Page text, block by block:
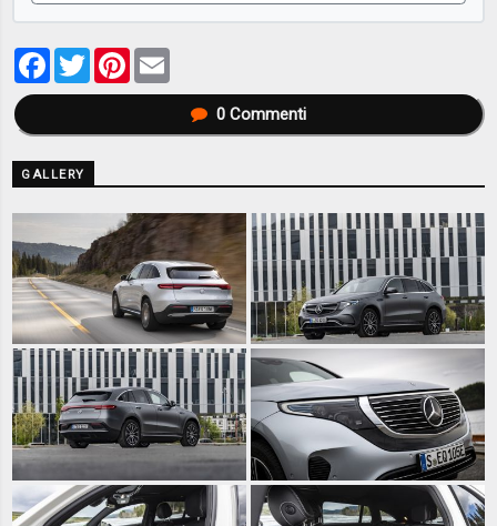
Facebook
TwitterPinterest
0Commenti
GALLERY